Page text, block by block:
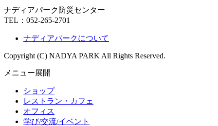
ナディアパーク防災センター
TEL： 052-265-2701
ナディアパークについて
Copyright (C) NADYA PARK All Rights Reserved.
メニュー展開
ショップ
レストラン・カフェ
オフィス
学び/交流/イベント